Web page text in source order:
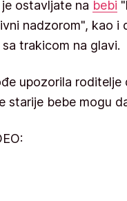
ostavljate na bebi
nadzorom", kao i
trakicom na glavi.
upozorila
starije bebe mogu